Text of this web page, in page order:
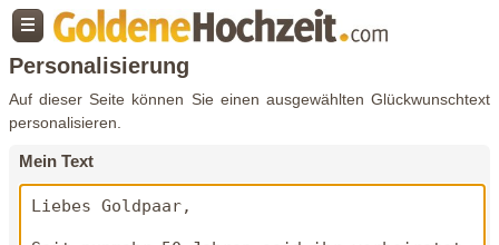
Personalisierung
Auf dieser Seite können Sie einen ausgewählten Glückwunschtext
personalisieren.
Mein Text